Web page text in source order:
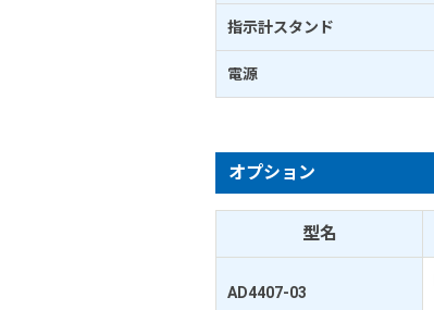
指示計スタンド
電源
オプション
型名
AD4407-03